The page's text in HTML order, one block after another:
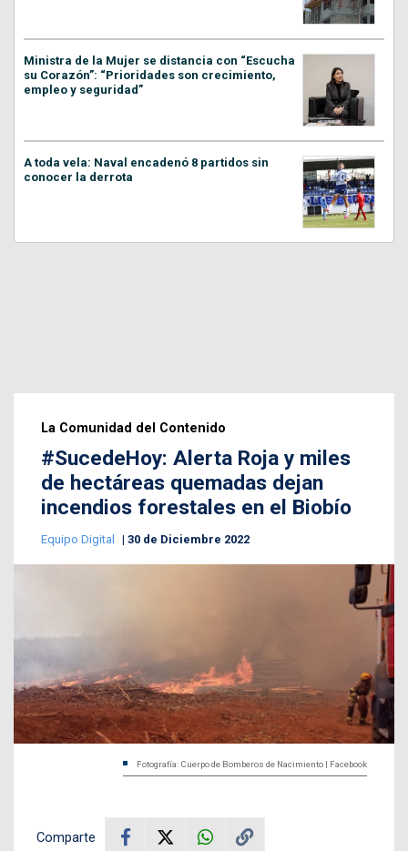
Ministra de la Mujer se distancia con “Escucha
su Corazón”: “Prioridades son crecimiento,
empleo y seguridad”
A toda vela: Naval encadenó 8 partidos sin
conocer la derrota
La Comunidad del Contenido
#SucedeHoy: Alerta Roja y miles
de hectáreas quemadas dejan
incendios forestales en el Biobío
Equipo Digital 30 de Diciembre 2022
Fotografía: Cuerpo de Bomberos de Nacimiento | Facebook
Comparte